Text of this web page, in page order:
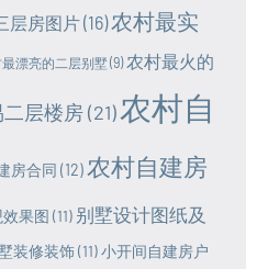
层房图片(16)农村最实
最漂亮的二层别墅(9) 农村最火的
层楼房(21)农村自
房合同 (12)农村自建房
果图 (11) 别墅设计图纸及
装修装饰(11)小开间自建房户